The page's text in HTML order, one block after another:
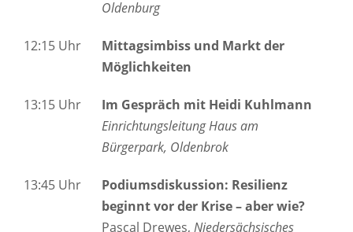
Oldenburg
12:15 Uhr
Mittagsimbiss und Markt der
Möglichkeiten
13:15 Uhr
Im Gespräch mit Heidi Kuhlmann
Einrichtungsleitung Haus am
Bürgerpark, Oldenbrok
13:45 Uhr
Podiumsdiskussion: Resilienz
beginnt vor der Krise – aber wie?
Pascal Drewes, Niedersächsisches